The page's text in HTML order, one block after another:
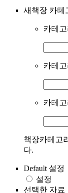
새책장 카테
카테고
카테고
카테고
책장카테고
다.
Default 설정
설정
선택한 자료